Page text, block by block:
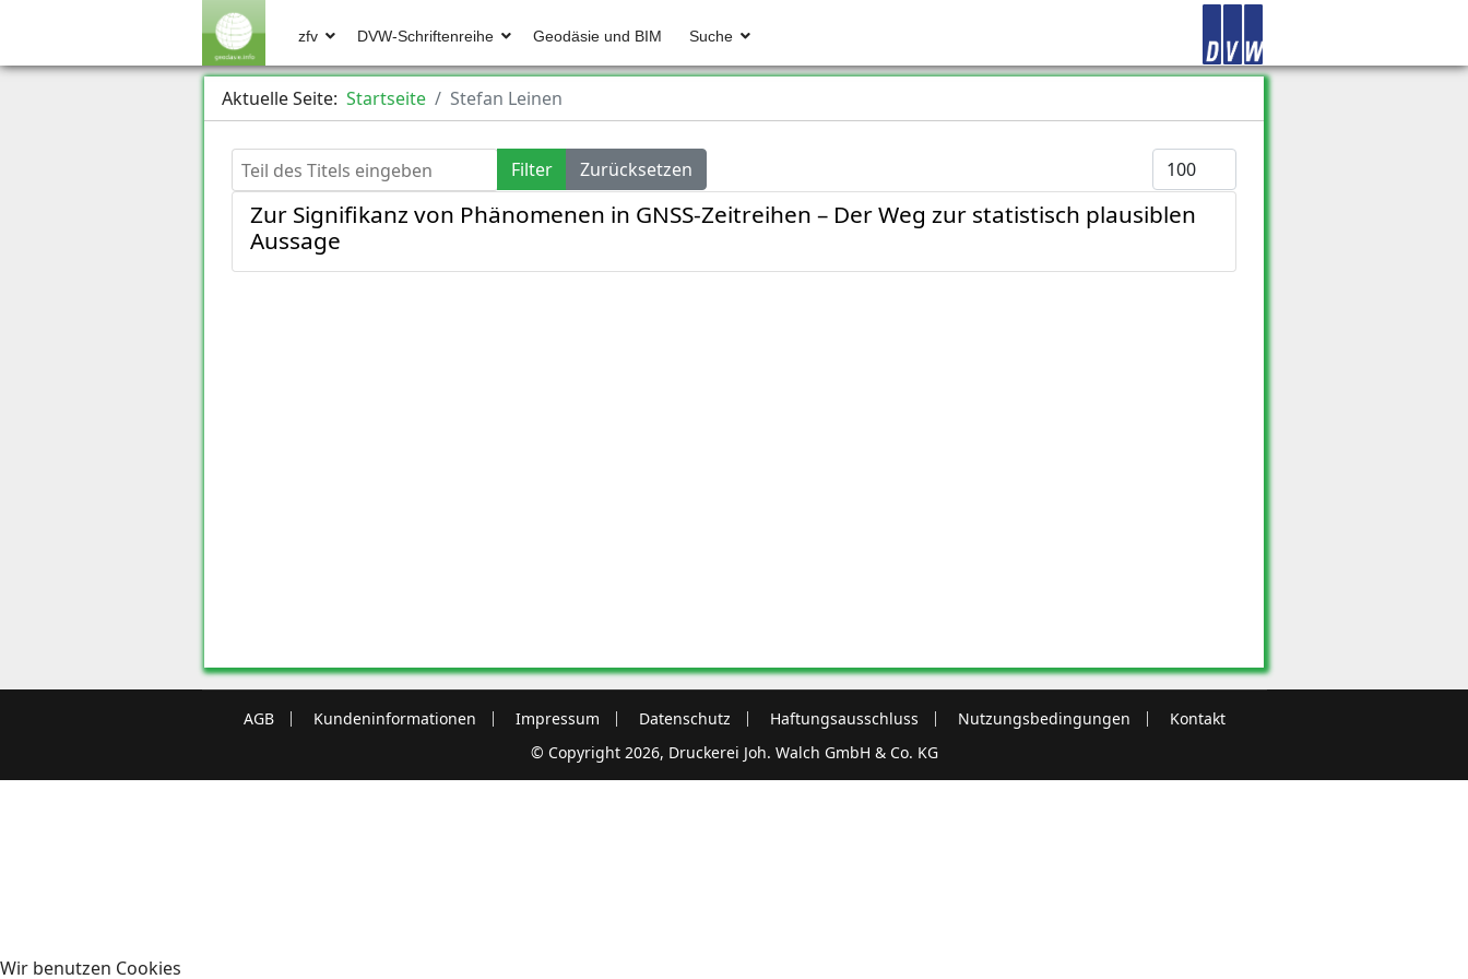
zfv DVW-Schriftenreihe Geodäsie und BIM Suche
Aktuelle Seite: Startseite Stefan Leinen
Teil des Titels eingeben Filter Zurücksetzen Anzeige #
Zur Signifikanz von Phänomenen in GNSS-Zeitreihen – Der Weg zur statistisch plausiblen
Aussage
AGB Kundeninformationen Impressum Datenschutz Haftungsausschluss Nutzungsbedingungen
Kontakt
© Copyright 2026, Druckerei Joh. Walch GmbH & Co. KG
Wir benutzen Cookies